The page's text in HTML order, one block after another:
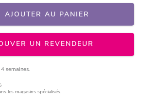
AJOUTER AU PANIER
UN REVENDEUR
semaines.
les magasins spécialisés.